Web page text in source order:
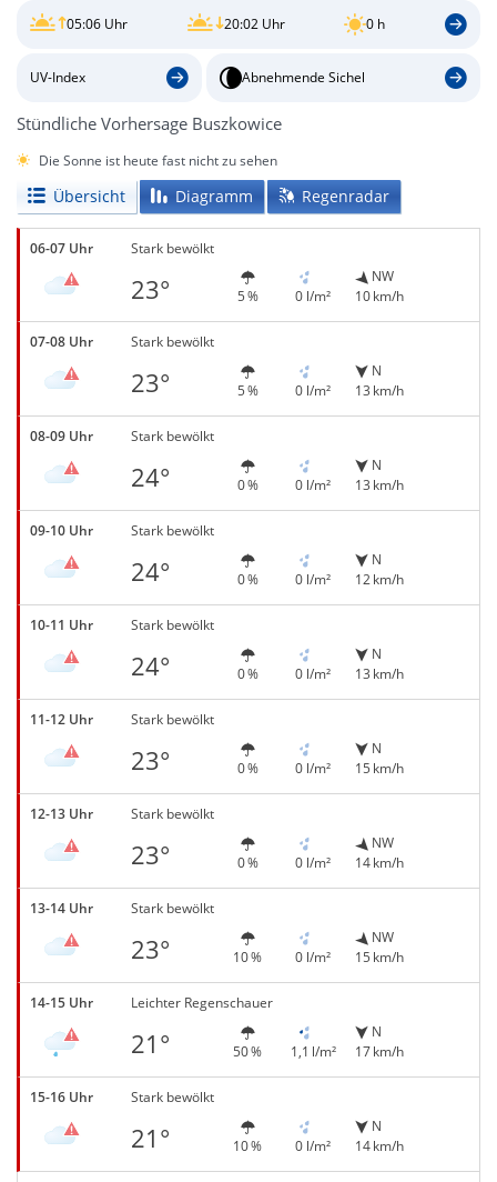
05:06 Uhr 20:02 Uhr 0 h
UV-Index Abnehmende Sichel
Stündliche Vorhersage Buszkowice
Die Sonne ist heute fast nicht zu sehen
Übersicht Diagramm Regenradar
06-07 Uhr Stark bewölkt
23° 5 % 0 l/m²
NW
10 km/h
07-08 Uhr Stark bewölkt
23° 5 % 0 l/m²
N
13 km/h
08-09 Uhr Stark bewölkt
24° 0 % 0 l/m²
N
13 km/h
09-10 Uhr Stark bewölkt
24° 0 % 0 l/m²
N
12 km/h
10-11 Uhr Stark bewölkt
24° 0 % 0 l/m²
N
13 km/h
11-12 Uhr Stark bewölkt
23° 0 % 0 l/m²
N
15 km/h
12-13 Uhr Stark bewölkt
23° 0 % 0 l/m²
NW
14 km/h
13-14 Uhr Stark bewölkt
23° 10 % 0 l/m²
NW
15 km/h
14-15 Uhr Leichter Regenschauer
21° 50 % 1,1 l/m²
N
17 km/h
15-16 Uhr Stark bewölkt
21° 10 % 0 l/m²
N
14 km/h